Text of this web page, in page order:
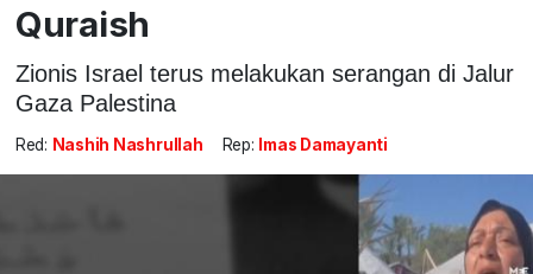
Quraish
Zionis Israel terus melakukan serangan di Jalur
Gaza Palestina
Red: Nashih Nashrullah Rep: Imas Damayanti